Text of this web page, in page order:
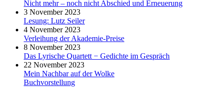
Nicht mehr – noch nicht Abschied und Erneuerung
3 November 2023
Lesung: Lutz Seiler
4 November 2023
Verleihung der Akademie-Preise
8 November 2023
Das Lyrische Quartett − Gedichte im Gespräch
22 November 2023
Mein Nachbar auf der Wolke
Buchvorstellung